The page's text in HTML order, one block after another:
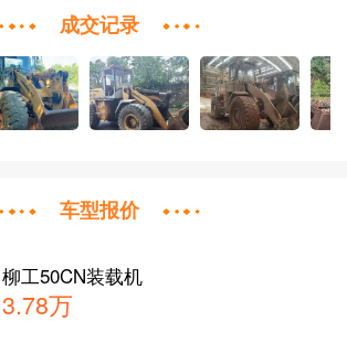
成交记录
车型报价
柳工50CN装载机
3.78万